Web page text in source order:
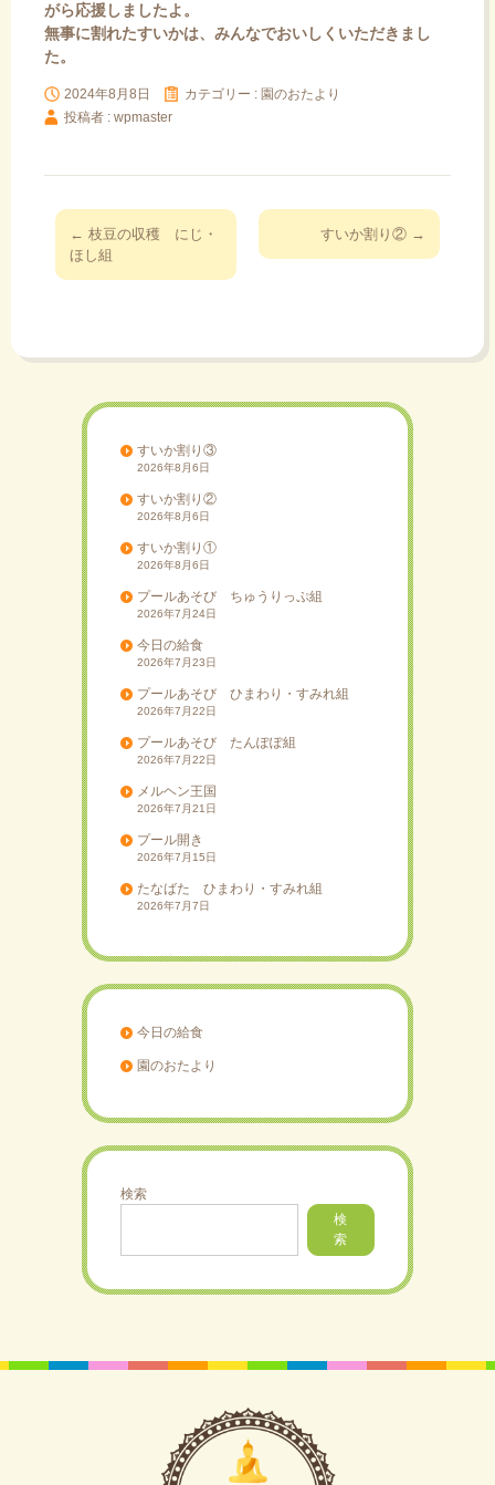
がら応援しましたよ。
無事に割れたすいかは、みんなでおいしくいただきまし
た。
2024年8月8日 カテゴリー : 園のおたより
投稿者 : wpmaster
投
稿
ナ
← 枝豆の収穫 にじ・
ほし組
すいか割り② →
すいか割り③
2026年8月6日
すいか割り②
2026年8月6日
すいか割り①
2026年8月6日
プールあそび ちゅうりっぷ組
2026年7月24日
今日の給食
2026年7月23日
プールあそび ひまわり・すみれ組
2026年7月22日
プールあそび たんぽぽ組
2026年7月22日
メルヘン王国
2026年7月21日
プール開き
2026年7月15日
たなばた ひまわり・すみれ組
2026年7月7日
今日の給食
園のおたより
検索
検
索